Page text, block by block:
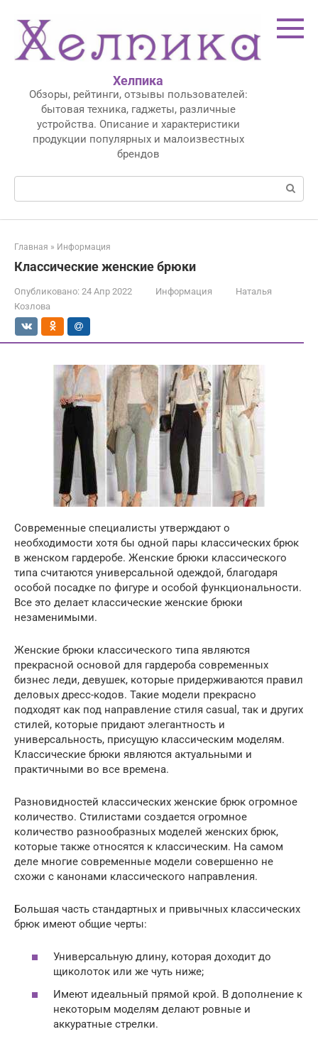
контенту
Хелпика
Обзоры, рейтинги, отзывы пользователей:
бытовая техника, гаджеты, различные
устройства. Описание и характеристики
продукции популярных и малоизвестных
брендов
Поиск:
Главная » Информация
Классические женские брюки
Опубликовано: 24 Апр 2022 Информация
Наталья
Козлова
Современные специалисты утверждают о
необходимости хотя бы одной пары классических брюк
в женском гардеробе. Женские брюки классического
типа считаются универсальной одеждой, благодаря
особой посадке по фигуре и особой функциональности.
Все это делает классические женские брюки
незаменимыми.
Женские брюки классического типа являются
прекрасной основой для гардероба современных
бизнес леди, девушек, которые придерживаются правил
деловых дресс-кодов. Такие модели прекрасно
подходят как под направление стиля casual, так и других
стилей, которые придают элегантность и
универсальность, присущую классическим моделям.
Классические брюки являются актуальными и
практичными во все времена.
Разновидностей классических женские брюк огромное
количество. Стилистами создается огромное
количество разнообразных моделей женских брюк,
которые также относятся к классическим. На самом
деле многие современные модели совершенно не
схожи с канонами классического направления.
Большая часть стандартных и привычных классических
брюк имеют общие черты:
Универсальную длину, которая доходит до
щиколоток или же чуть ниже;
Имеют идеальный прямой крой. В дополнение к
некоторым моделям делают ровные и
аккуратные стрелки.